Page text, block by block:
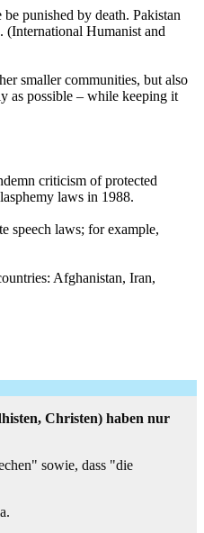
punished by death. Pakistan
(International Humanist and
smaller communities, but also
as possible – while keeping it
criticism of protected
laws in 1988.
speech laws; for example,
Afghanistan, Iran,
Christen) haben nur
sowie, dass "die